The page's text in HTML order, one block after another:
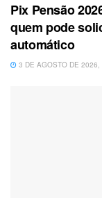
Pix Pensão
quem pode
automático
3 DE AGOSTO DE